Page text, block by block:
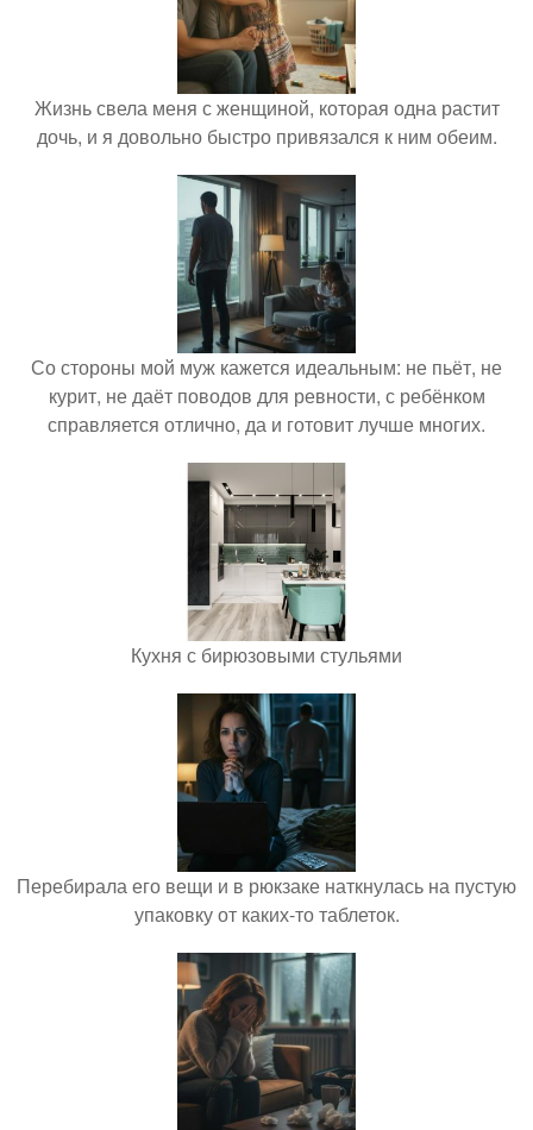
Жизнь свела меня с женщиной, которая одна растит
дочь, и я довольно быстро привязался к ним обеим.
Со стороны мой муж кажется идеальным: не пьёт, не
курит, не даёт поводов для ревности, с ребёнком
справляется отлично, да и готовит лучше многих.
Кухня с бирюзовыми стульями
Перебирала его вещи и в рюкзаке наткнулась на пустую
упаковку от каких-то таблеток.